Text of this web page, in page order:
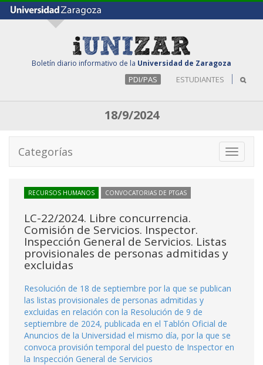
Boletín diario informativo de la Universidad de Zaragoza
PDI/PAS ESTUDIANTES
18/9/2024
Toggle
Categorías
RECURSOS HUMANOS CONVOCATORIAS DE PTGAS
LC-22/2024. Libre concurrencia.
Comisión de Servicios. Inspector.
Inspección General de Servicios. Listas
provisionales de personas admitidas y
excluidas
Resolución de 18 de septiembre por la que se publican
las listas provisionales de personas admitidas y
excluidas en relación con la Resolución de 9 de
septiembre de 2024, publicada en el Tablón Oficial de
Anuncios de la Universidad el mismo día, por la que se
convoca provisión temporal del puesto de Inspector en
la Inspección General de Servicios